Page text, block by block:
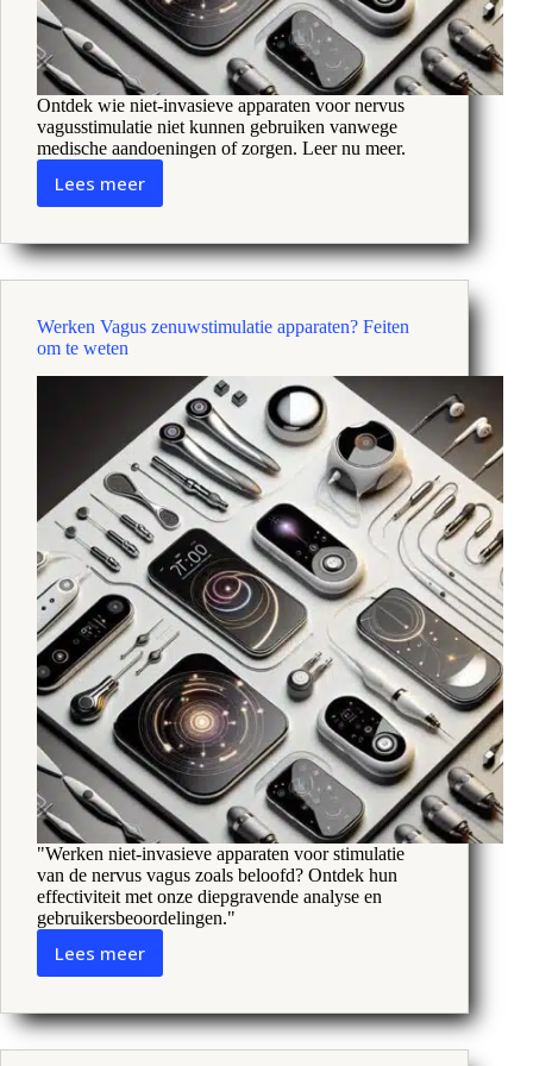
Ontdek wie niet-invasieve apparaten voor nervus
vagusstimulatie niet kunnen gebruiken vanwege
medische aandoeningen of zorgen. Leer nu meer.
Lees meer
Wie
geen
Vagus
zenuwstimulatie
gebruiken:
Een
gids
Werken Vagus zenuwstimulatie apparaten? Feiten
om te weten
"Werken niet-invasieve apparaten voor stimulatie
van de nervus vagus zoals beloofd? Ontdek hun
effectiviteit met onze diepgravende analyse en
gebruikersbeoordelingen."
Lees meer
Werken
zenuwstimulatie
apparaten?
Feiten